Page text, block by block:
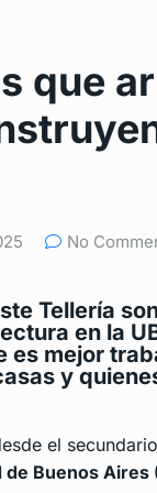
que
No
Tellería
en la
es mejor
y
el
Buenos Aires